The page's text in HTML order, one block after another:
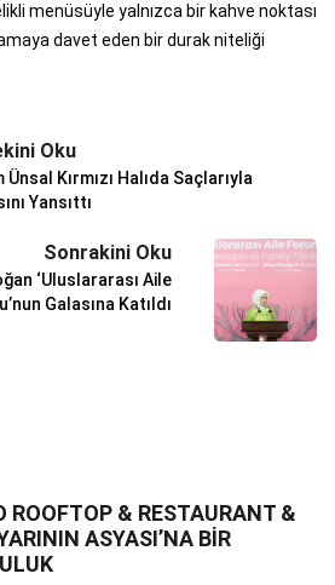
menüsüyle yalnızca bir kahve noktası
davet eden bir durak niteliği
Oku
Ünsal Kırmızı Halıda Saçlarıyla
Yansıttı
Sonrakini Oku
‘Uluslararası Aile
Galasına Katıldı
ROOFTOP & RESTAURANT &
ASYASI’NA BİR